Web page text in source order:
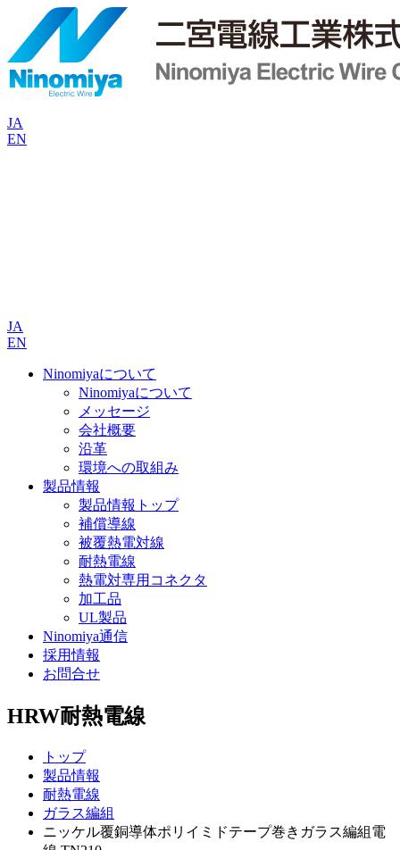
JA
EN
JA
EN
Ninomiyaについて
Ninomiyaについて
メッセージ
会社概要
沿革
環境への取組み
製品情報
製品情報トップ
補償導線
被覆熱電対線
耐熱電線
熱電対専用コネクタ
加工品
UL製品
Ninomiya通信
採用情報
お問合せ
HRW耐熱電線
トップ
製品情報
耐熱電線
ガラス編組
ニッケル覆銅導体ポリイミドテープ巻きガラス編組電